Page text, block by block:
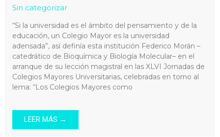
Sin categorizar
“Si la universidad es el ámbito del pensamiento y de la
educación, un Colegio Mayor es la universidad
adensada”, así definía esta institución Federico Morán –
catedrático de Bioquímica y Biología Molecular– en el
arranque de su lección magistral en las XLVI Jornadas de
Colegios Mayores Universitarias, celebradas en torno al
lema: “Los Colegios Mayores como
LEER MÁS →